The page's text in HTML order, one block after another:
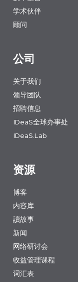
公司
关于我们
领导团队
招聘信息
IDeaS全球办事处
IDeaS.Lab
资源
博客
内容库
讀故事
新闻
网络研讨会
收益管理课程
词汇表
学术伙伴
顾问